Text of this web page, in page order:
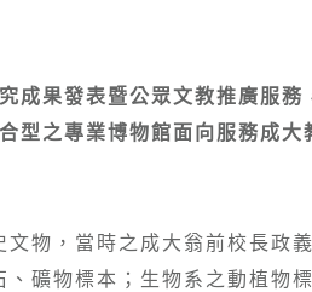
成果發表暨公眾文教推廣服
型之專業博物館面向服務成
物，當時之成大翁前校長政
礦物標本；生物系之動植物